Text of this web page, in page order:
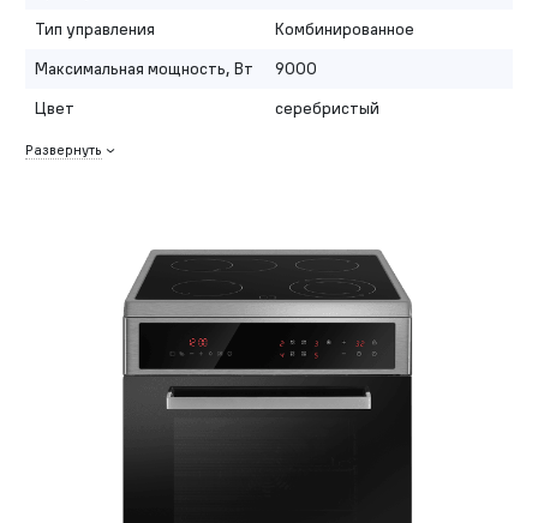
Тип управления
Комбинированное
Максимальная мощность, Вт
9000
Цвет
серебристый
Развернуть